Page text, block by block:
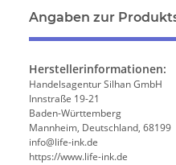
Angaben zur
Herstellerinformationen:
Handelsagentur Silhan GmbH
Innstraße 19-21
Baden-Württemberg
Mannheim, Deutschland, 68199
info@life-ink.de
https://www.life-ink.de